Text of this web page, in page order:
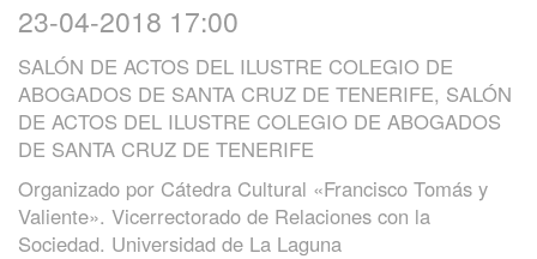
23-04-2018 17:00
SALÓN DE ACTOS DEL ILUSTRE COLEGIO DE
ABOGADOS DE SANTA CRUZ DE TENERIFE, SALÓN
DE ACTOS DEL ILUSTRE COLEGIO DE ABOGADOS
DE SANTA CRUZ DE TENERIFE
Organizado por Cátedra Cultural «Francisco Tomás y
Valiente». Vicerrectorado de Relaciones con la
Sociedad. Universidad de La Laguna